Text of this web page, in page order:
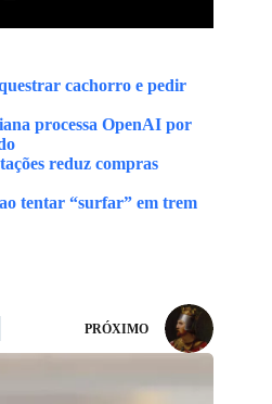
cachorro e pedir
processa OpenAI por
reduz compras
tentar “surfar” em trem
PRÓXIMO